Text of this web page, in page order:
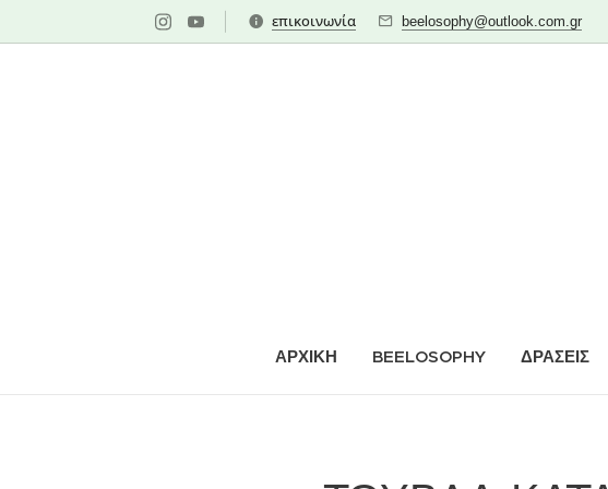
επικοινωνία beelosophy@outlook.com.gr
ΑΡΧΙΚΗ BEELOSOPHY ΔΡΑΣΕΙΣ